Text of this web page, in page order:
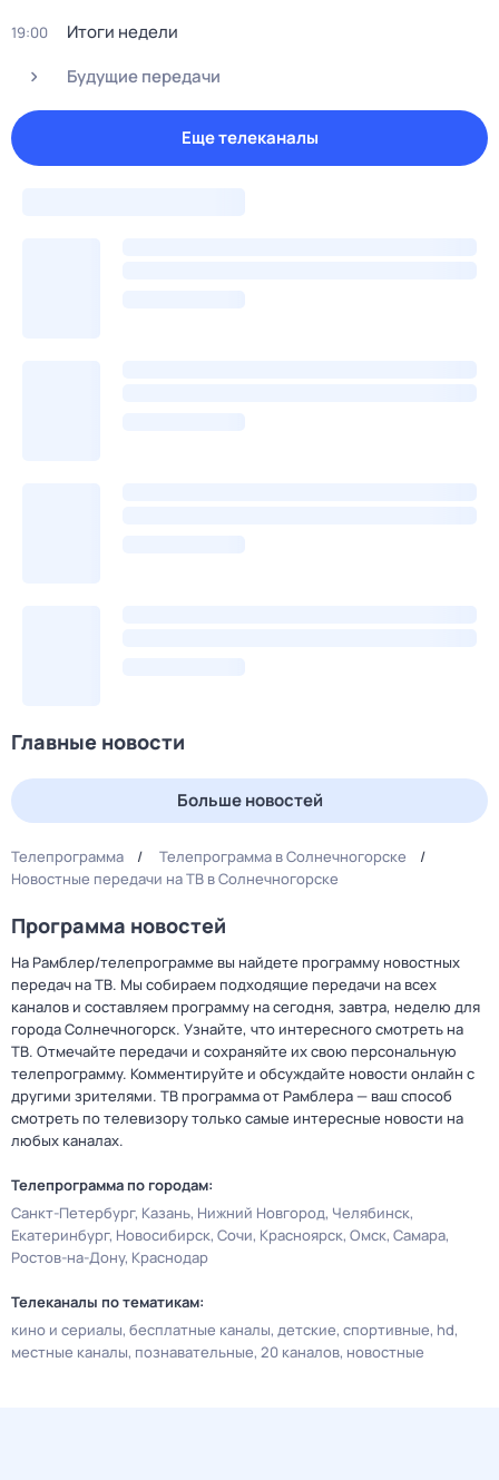
19:00
Итоги недели
Будущие передачи
Еще телеканалы
Главные новости
Больше новостей
Телепрограмма
Телепрограмма в Солнечногорске
Новостные передачи на ТВ в Солнечногорске
Программа новостей
На Рамблер/телепрограмме вы найдете программу новостных
передач на ТВ. Мы собираем подходящие передачи на всех
каналов и составляем программу на сегодня, завтра, неделю для
города Солнечногорск. Узнайте, что интересного смотреть на
ТВ. Отмечайте передачи и сохраняйте их свою персональную
телепрограмму. Комментируйте и обсуждайте новости онлайн с
другими зрителями. ТВ программа от Рамблера — ваш способ
смотреть по телевизору только самые интересные новости на
любых каналах.
Телепрограмма по городам:
Санкт-Петербург Казань Нижний Новгород Челябинск
Екатеринбург Новосибирск Сочи Красноярск Омск Самара
Ростов-на-Дону Краснодар
Телеканалы по тематикам:
кино и сериалы бесплатные каналы детские спортивные hd
местные каналы познавательные 20 каналов новостные